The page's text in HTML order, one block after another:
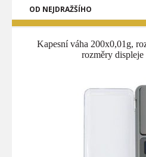
OD NEJDRAŽŠÍHO
Kapesní váha 200x0,01g,
rozměry